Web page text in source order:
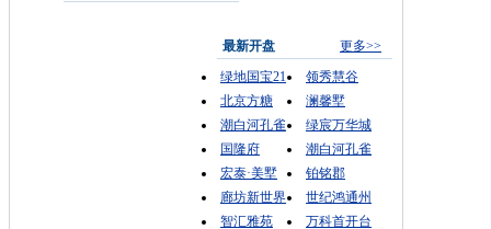
最新开盘
更多>>
绿地国宝21
领秀慧谷
北京方糖
澜馨墅
潮白河孔雀
绿宸万华城
国隆府
潮白河孔雀
宏泰·美墅
铂铭郡
廊坊新世界
世纪鸿通州
智汇雅苑
万科首开台